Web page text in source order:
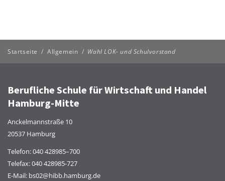
Startseite / Allgemein / Wahl LOK- und Schulvorstand
Berufliche Schule für Wirtschaft und Handel
Hamburg-Mitte
Anckelmannstraße 10
20537 Hamburg
Telefon:040 428985–700
Telefax: 040 428985-727
E-Mail: bs02@hibb.hamburg.de